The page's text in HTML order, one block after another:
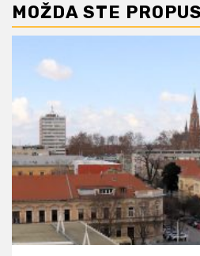
MOŽDA STE